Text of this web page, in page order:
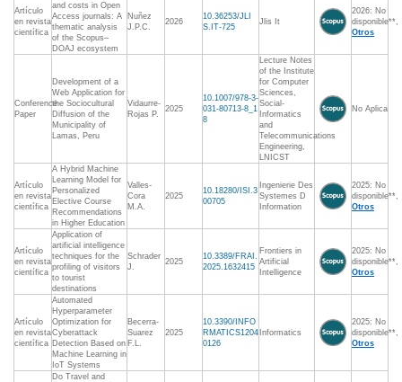
Artículo
en revista
científica
and costs in Open
Access journals: A
thematic analysis
of the Scopus–
DOAJ ecosystem
Nuñez
J.P.C.
2026
10.36253/JLI
S.IT-725
Jlis It
2026: No
disponible**,
Otros
Conference
Paper
Development of a
Web Application for
the Sociocultural
Diffusion of the
Municipality of
Lamas, Peru
Vidaurre-
Rojas P.
2025
10.1007/978-3-
031-80713-8_1
8
Lecture Notes
of the Institute
for Computer
Sciences,
Social-
Informatics
and
Telecommunications
Engineering,
LNICST
No Aplica
Artículo
en revista
científica
A Hybrid Machine
Learning Model for
Personalized
Elective Course
Recommendations
in Higher Education
Valles-
Cora
M.A.
2025
10.18280/ISI.3
00705
Ingenierie Des
Systemes D
Information
2025: No
disponible**,
Otros
Artículo
en revista
científica
Application of
artificial intelligence
techniques for the
profiling of visitors
to tourist
destinations
Schrader
J.
2025
10.3389/FRAI.
2025.1632415
Frontiers in
Artificial
Intelligence
2025: No
disponible**,
Otros
Artículo
en revista
científica
Automated
Hyperparameter
Optimization for
Cyberattack
Detection Based on
Machine Learning in
IoT Systems
Becerra-
Suarez
F.L.
2025
10.3390/INFO
RMATICS1204
0126
Informatics
2025: No
disponible**,
Otros
Do Travel and